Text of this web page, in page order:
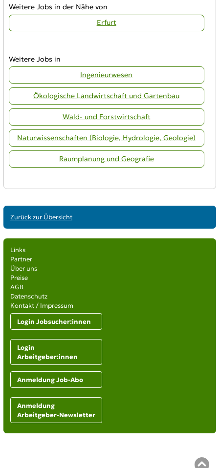
Weitere Jobs in der Nähe von
Erfurt
Weitere Jobs in
Ingenieurwesen
Ökologische Landwirtschaft und Gartenbau
Wald- und Forstwirtschaft
Naturwissenschaften (Biologie, Hydrologie, Geologie)
Raumplanung und Geografie
Zurück zur Übersicht
Links
Partner
Über uns
Preise
AGB
Datenschutz
Kontakt / Impressum
Login Jobsucher:innen
Login
Arbeitgeber:innen
Anmeldung Job-Abo
Anmeldung
Arbeitgeber-Newsletter